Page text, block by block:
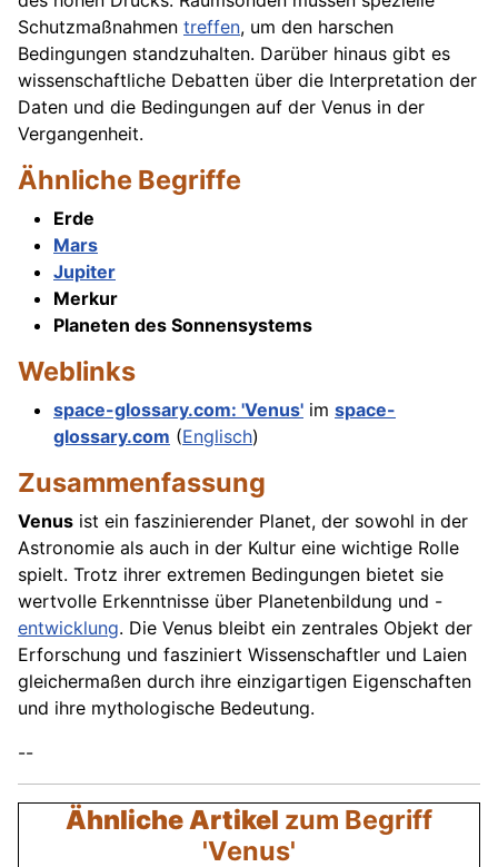
Schutzmaßnahmen treffen, um den harschen
Bedingungen standzuhalten. Darüber hinaus gibt es
wissenschaftliche Debatten über die Interpretation der
Daten und die Bedingungen auf der Venus in der
Vergangenheit.
Ähnliche Begriffe
Erde
Mars
Jupiter
Merkur
Planeten des Sonnensystems
Weblinks
space-glossary.com: 'Venus' im space-
glossary.com (Englisch)
Zusammenfassung
Venus ist ein faszinierender Planet, der sowohl in der
Astronomie als auch in der Kultur eine wichtige Rolle
spielt. Trotz ihrer extremen Bedingungen bietet sie
wertvolle Erkenntnisse über Planetenbildung und -
entwicklung. Die Venus bleibt ein zentrales Objekt der
Erforschung und fasziniert Wissenschaftler und Laien
gleichermaßen durch ihre einzigartigen Eigenschaften
und ihre mythologische Bedeutung.
--
Ähnliche Artikel zum Begriff
'Venus'